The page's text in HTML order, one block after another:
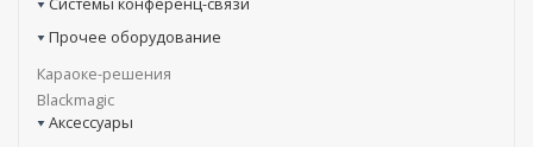
Прочее оборудование
Караоке-решения
Blackmagic
Аксессуары